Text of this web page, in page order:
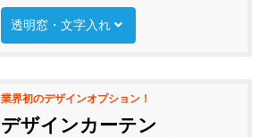
透明窓・文字入れ
業界初のデザインオプション！
デザインカーテン